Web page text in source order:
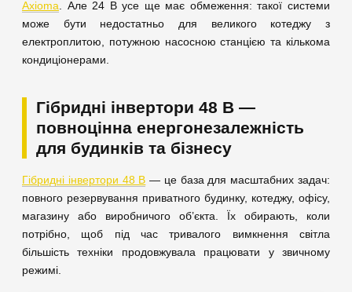
Axioma . Але 24 В усе ще має обмеження: такої системи
може бути недостатньо для великого котеджу з
електроплитою, потужною насосною станцією та кількома
кондиціонерами.
Гібридні інвертори 48 В —
повноцінна енергонезалежність
для будинків та бізнесу
Гібридні інвертори 48 В — це база для масштабних задач:
повного резервування приватного будинку, котеджу, офісу,
магазину або виробничого об’єкта. Їх обирають, коли
потрібно, щоб під час тривалого вимкнення світла
більшість техніки продовжувала працювати у звичному
режимі.